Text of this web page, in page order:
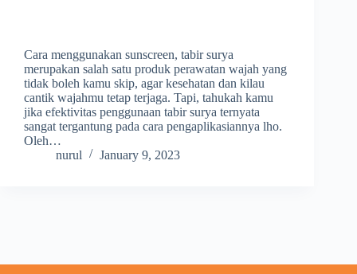
Cara menggunakan sunscreen, tabir surya
merupakan salah satu produk perawatan wajah yang
tidak boleh kamu skip, agar kesehatan dan kilau
cantik wajahmu tetap terjaga. Tapi, tahukah kamu
jika efektivitas penggunaan tabir surya ternyata
sangat tergantung pada cara pengaplikasiannya lho.
Oleh…
nurul
January 9, 2023